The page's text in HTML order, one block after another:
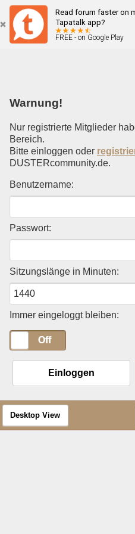
Read forum faster on
Tapatalk app?
FREE - on Google Play
Warnung!
Nur registrierte Mitglieder
Bereich.
Bitte einloggen oder
DUSTERcommunity.de.
Benutzername:
Passwort:
Sitzungslänge in Minuten:
Immer eingeloggt bleiben:
Off
Einloggen
Desktop View